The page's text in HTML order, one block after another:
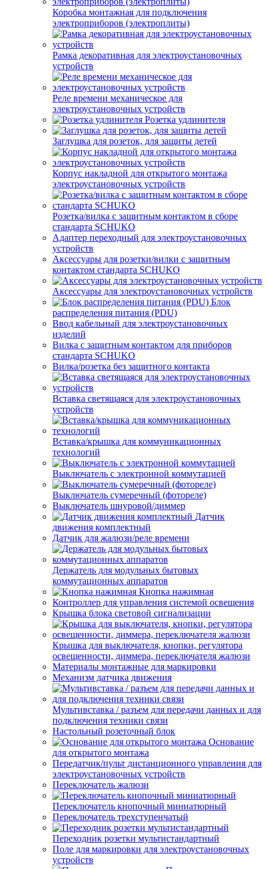
Коробка монтажная для подключения
электроприборов (электроплиты)
Рамка декоративная для электроустановочных
устройств
Реле времени механическое для
электроустановочных устройств
Розетка удлинителя
Заглушка для розеток, для защиты детей
Корпус накладной для открытого монтажа
электроустановочных устройств
Розетка/вилка с защитным контактом в сборе
стандарта SCHUKO
Адаптер переходный для электроустановочных
устройств
Аксессуары для розетки/вилки с защитным
контактом стандарта SCHUKO
Аксессуары для электроустановочных устройств
Блок
распределения питания (PDU)
Ввод кабельный для электроустановочных
изделий
Вилка с защитным контактом для приборов
стандарта SCHUKO
Вилка/розетка без защитного контакта
Вставка светящаяся для электроустановочных
устройств
Вставка/крышка для коммуникационных
технологий
Выключатель с электронной коммутацией
Выключатель сумеречный (фотореле)
Выключатель шнуровой/диммер
Датчик
движения комплектный
Датчик для жалюзи/реле времени
Держатель для модульных бытовых
коммутационных аппаратов
Кнопка нажимная
Контроллер для управления системой освещения
Крышка блока световой сигнализации
Крышка для выключателя, кнопки, регулятора
освещенности, диммера, переключателя жалюзи
Материалы монтажные для маркировки
Механизм датчика движения
Мультивставка / разъем для передачи данных и для
подключения техники связи
Настольный розеточный блок
Основание
для открытого монтажа
Передатчик/пульт дистанционного управления для
электроустановочных устройств
Переключатель жалюзи
Переключатель кнопочный миниатюрный
Переключатель трехступенчатый
Переходник розетки мультистандартный
Поле для маркировки для электроустановочных
устройств